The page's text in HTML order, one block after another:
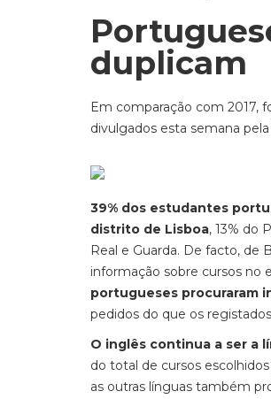
duplicam
Em comparação com 2017,
divulgados esta semana
39% dos estudantes
distrito de Lisboa, 13% do
Real e Guarda. De facto, de
informação sobre cursos no
portugueses procuraram
pedidos do que os
O inglês continua a ser a
do total de cursos
as outras línguas também